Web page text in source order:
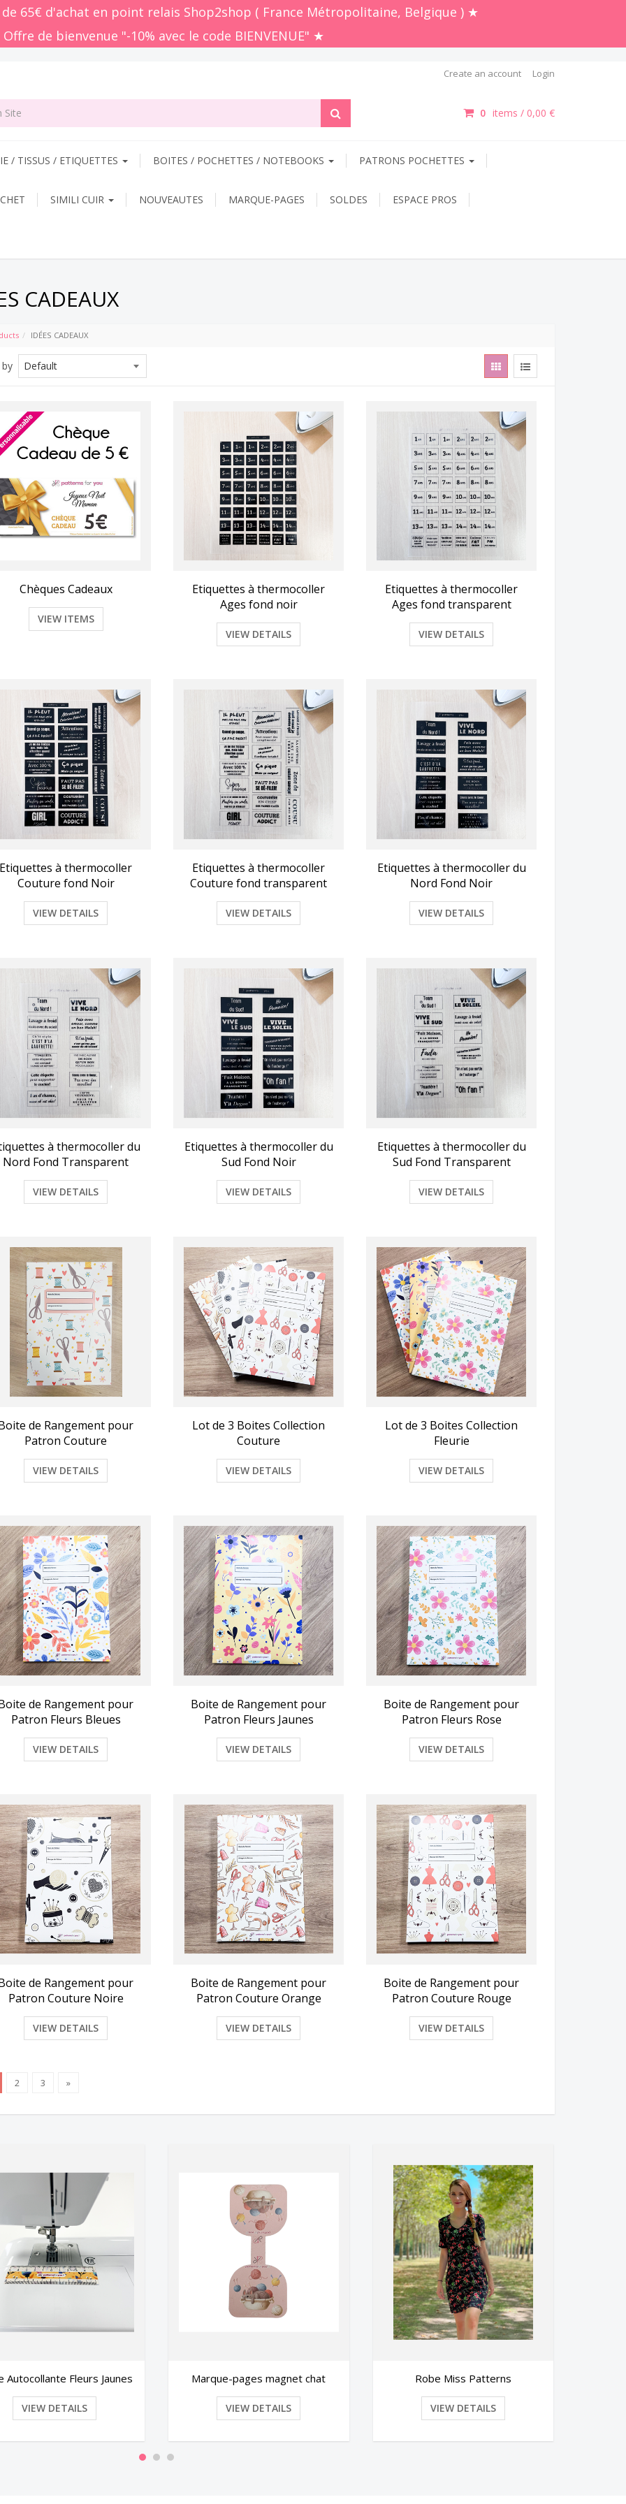
65€ d'achat en point relais Shop2shop ( France Métropolitaine, Belgique ) ★
de bienvenue "-10% avec le code BIENVENUE" ★
Create an account Login
0 items / 0,00 €
/ TISSUS / ETIQUETTES BOITES / POCHETTES / NOTEBOOKS PATRONS POCHETTES
SIMILI CUIR NOUVEAUTES MARQUE-PAGES SOLDES ESPACE PROS
Robe Miss Isadora
VIEW DETAILS
Ma Tissuthèque " Mes Lingeries "
VIEW DETAILS
CADEAUX
IDÉES CADEAUX
Chèques Cadeaux
VIEW ITEMS
Etiquettes à thermocoller
Ages fond noir
VIEW DETAILS
Etiquettes à thermocoller
Ages fond transparent
VIEW DETAILS
Etiquettes à thermocoller
Couture fond Noir
VIEW DETAILS
Etiquettes à thermocoller
Couture fond transparent
VIEW DETAILS
Etiquettes à thermocoller du
Nord Fond Noir
VIEW DETAILS
à thermocoller du
Nord Fond Transparent
VIEW DETAILS
Etiquettes à thermocoller du
Sud Fond Noir
VIEW DETAILS
Etiquettes à thermocoller du
Sud Fond Transparent
VIEW DETAILS
de Rangement pour
Patron Couture
VIEW DETAILS
Lot de 3 Boites Collection
Couture
VIEW DETAILS
Lot de 3 Boites Collection
Fleurie
VIEW DETAILS
de Rangement pour
Patron Fleurs Bleues
VIEW DETAILS
Boite de Rangement pour
Patron Fleurs Jaunes
VIEW DETAILS
Boite de Rangement pour
Patron Fleurs Rose
VIEW DETAILS
de Rangement pour
Patron Couture Noire
VIEW DETAILS
Boite de Rangement pour
Patron Couture Orange
VIEW DETAILS
Boite de Rangement pour
Patron Couture Rouge
VIEW DETAILS
2 3 »
pages magnet chat
VIEW DETAILS
Robe Miss Patterns
VIEW DETAILS
NoteBook Prairie
VIEW DETAILS